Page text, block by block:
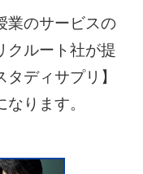
業のサービスの
クルート社が提
ディサプリ】
ります。